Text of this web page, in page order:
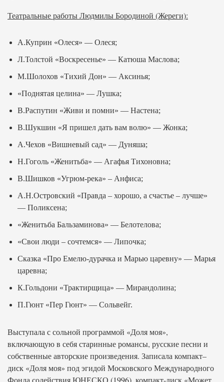
Театральные работы Людмилы Бородиной (Жереги):
А.Куприн «Олеся» — Олеся;
Л.Толстой «Воскресенье» — Катюша Маслова;
М.Шолохов «Тихий Дон» — Аксинья;
«Поднятая целина» — Лушка;
В.Распутин «Живи и помни» — Настена;
В.Шукшин «Я пришел дать вам волю» — Жонка;
А.Чехов «Вишневый сад» — Дуняша;
Н.Гоголь «Женитьба» — Агафья Тихоновна;
В.Шишков «Угрюм-река» – Анфиса;
А.Н.Островский «Правда – хорошо, а счастье – лучше»
— Поликсена;
«Женитьба Бальзаминова» — Белотелова;
«Свои люди – сочтемся» — Липочка;
Сказка «Про Емелю-дурачка и Марью царевну» — Марья
царевна;
К.Гольдони «Трактирщица» — Мирандолина;
П.Гюнт «Пер Гюнт» — Сольвейг.
Выступала с сольной программой «Доля моя»,
включающую в себя старинные романсы, русские песни и
собственные авторские произведения. Записала компакт–
диск «Доля моя» под эгидой Московского Международного
Фонда содействия ЮНЕСКО (1996), компакт-диск «Может,